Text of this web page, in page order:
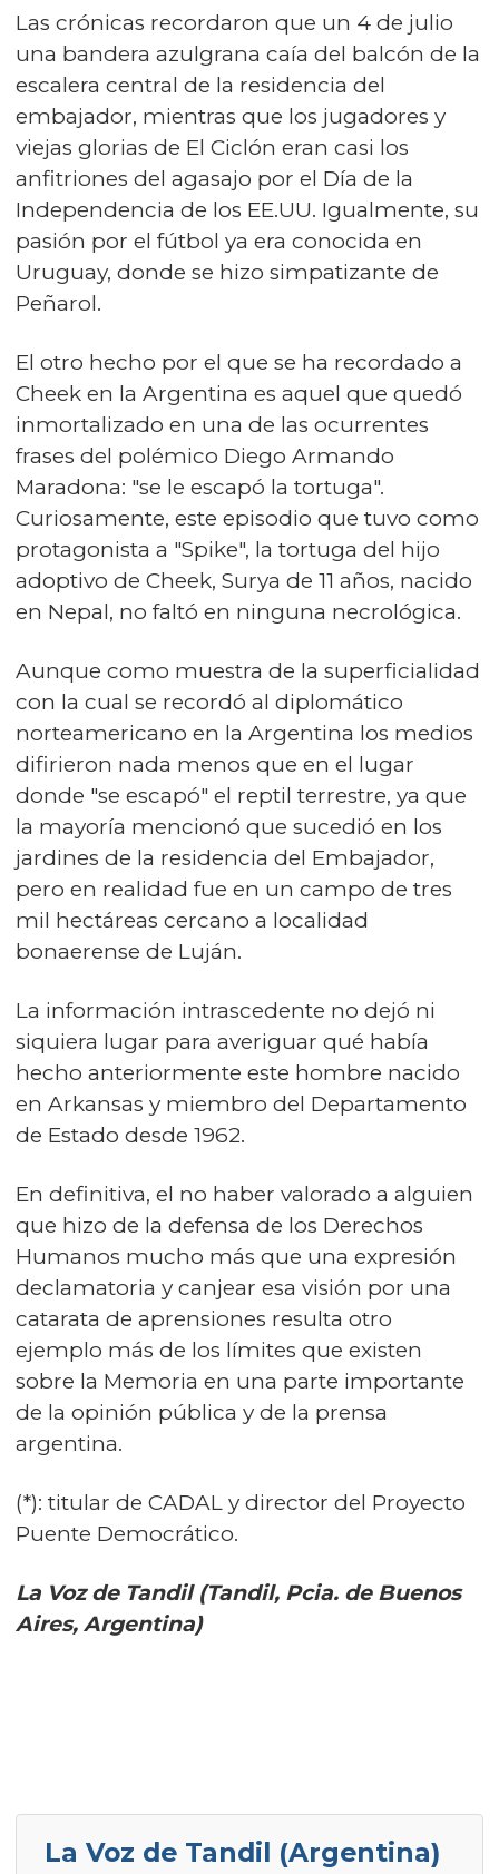
Las crónicas recordaron que un 4 de julio
una bandera azulgrana caía del balcón de la
escalera central de la residencia del
embajador, mientras que los jugadores y
viejas glorias de El Ciclón eran casi los
anfitriones del agasajo por el Día de la
Independencia de los EE.UU. Igualmente, su
pasión por el fútbol ya era conocida en
Uruguay, donde se hizo simpatizante de
Peñarol.
El otro hecho por el que se ha recordado a
Cheek en la Argentina es aquel que quedó
inmortalizado en una de las ocurrentes
frases del polémico Diego Armando
Maradona: "se le escapó la tortuga".
Curiosamente, este episodio que tuvo como
protagonista a "Spike", la tortuga del hijo
adoptivo de Cheek, Surya de 11 años, nacido
en Nepal, no faltó en ninguna necrológica.
Aunque como muestra de la superficialidad
con la cual se recordó al diplomático
norteamericano en la Argentina los medios
difirieron nada menos que en el lugar
donde "se escapó" el reptil terrestre, ya que
la mayoría mencionó que sucedió en los
jardines de la residencia del Embajador,
pero en realidad fue en un campo de tres
mil hectáreas cercano a localidad
bonaerense de Luján.
La información intrascedente no dejó ni
siquiera lugar para averiguar qué había
hecho anteriormente este hombre nacido
en Arkansas y miembro del Departamento
de Estado desde 1962.
En definitiva, el no haber valorado a alguien
que hizo de la defensa de los Derechos
Humanos mucho más que una expresión
declamatoria y canjear esa visión por una
catarata de aprensiones resulta otro
ejemplo más de los límites que existen
sobre la Memoria en una parte importante
de la opinión pública y de la prensa
argentina.
(*): titular de CADAL y director del Proyecto
Puente Democrático.
La Voz de Tandil (Tandil, Pcia. de Buenos
Aires, Argentina)
La Voz de Tandil (Argentina)